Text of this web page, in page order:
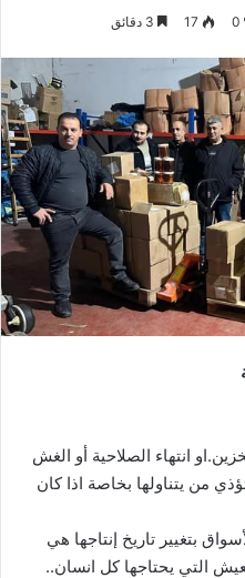
0
17
انتهاء الصلاحية أو الغش
من يتناولها بخاصة اذا كان
بتغيير تاريخ إنتاجها هي
التي يحتاجها كل انسان..